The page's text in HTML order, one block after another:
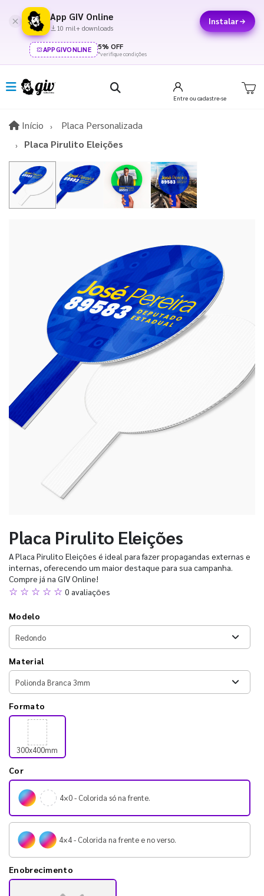
App GIV Online
10 mil+ downloads
Instalar
APPGIVONLINE 5% OFF
*verifique condições
Entre ou cadastre-se
Início InícioPlaca Personalizada
Placa Pirulito Eleições
Placa Pirulito Eleições
A Placa Pirulito Eleições é ideal para fazer propagandas externas e
internas, oferecendo um maior destaque para sua campanha.
Compre já na GIV Online!
☆ ☆ ☆ ☆ ☆ 0 avaliações
Modelo
Material
Formato
300x400mm
Cor
4×0 - Colorida só na frente.
4×4 - Colorida na frente e no verso.
Enobrecimento